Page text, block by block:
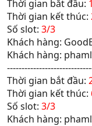
Thời gian bắt đầu:
Thời gian kết thúc:
Số slot: 3/3
Khách hàng:
Khách hàng:
Thời gian bắt đầu:
Thời gian kết thúc:
Số slot: 3/3
Khách hàng: